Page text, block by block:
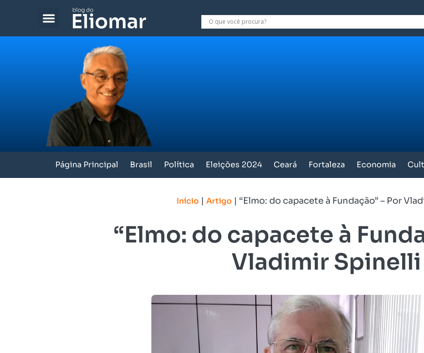
Página Principal Brasil Política Eleições 2024 Ceará Fortaleza Economia
Início | Artigo | “Elmo: do capacete à Fundação” – Por
“Elmo: do capacete à
Vladimir Spinelli